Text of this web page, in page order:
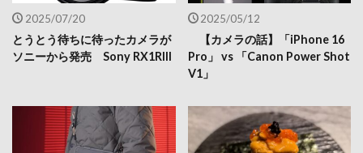
2025/07/20
とうとう待ちに待ったカメラが
ソニーから発売 Sony RX1RIII
2025/05/12
【カメラの話】「iPhone 16
Pro」 vs 「Canon Power Shot
V1」